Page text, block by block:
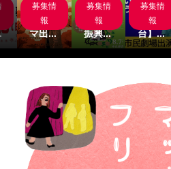
募集情
報
サブス
クシネ
マ出...
募集情
報
名古屋
市文化
振興...
募集情
報
【関
西/舞
台】...